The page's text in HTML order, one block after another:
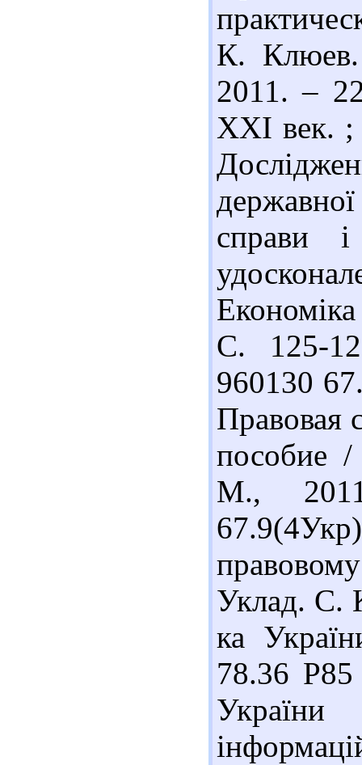
К.
2011. –
ХХІ век.
справи
С. 125-
960130
Правовая
пособие
М.,
Уклад. С.
ка
78.36